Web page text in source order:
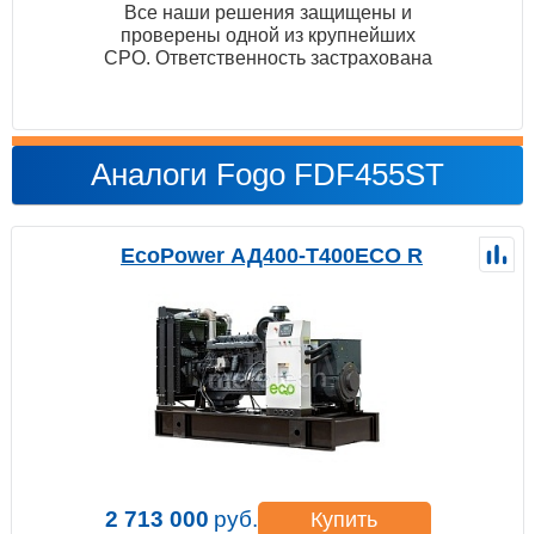
Все наши решения защищены и
проверены одной из крупнейших
СРО. Ответственность застрахована
Аналоги Fogo FDF455ST
EcoPower АД400-T400ECO R
2 713 000 руб. Купить